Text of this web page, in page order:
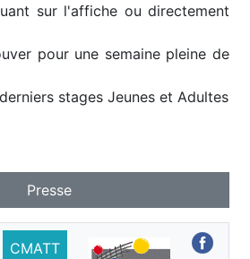
sur l'affiche ou directement
pour une semaine pleine de
stages Jeunes et Adultes
Presse
CMATT